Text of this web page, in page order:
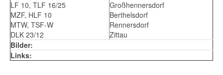
LF 10, TLF 16/25
MZF, HLF 10
MTW, TSF-W
DLK 23/12
Großhennersdorf
Berthelsdorf
Rennersdorf
Zittau
Bilder:
Links: